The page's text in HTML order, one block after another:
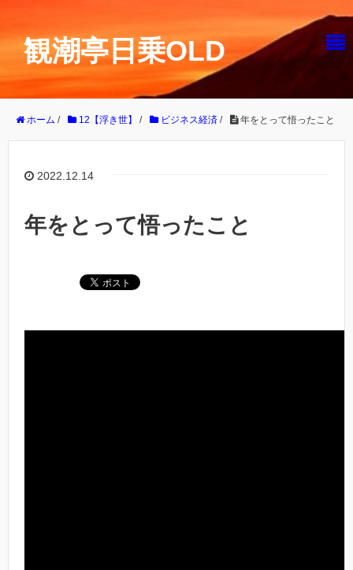
観潮亭日乗OLD
ホーム / 12【浮き世】 / ビジネス経済 / 年をとって悟ったこと
2022.12.14
年をとって悟ったこと